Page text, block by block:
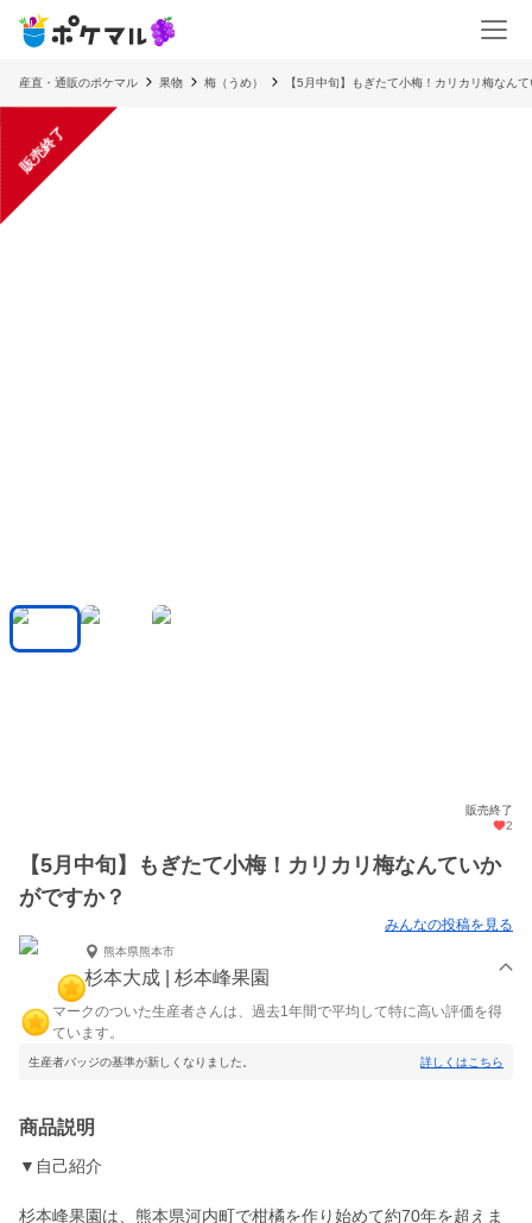
産直・通販のポケマル 果物 梅（うめ） 【5月中旬】もぎたて小梅！カリカリ梅なん
販売終了
販売終了
2
【5月中旬】もぎたて小梅！カリカリ梅なんていか
がですか？
みんなの投稿を見る
熊本県熊本市
杉本大成 | 杉本峰果園
マークのついた生産者さんは、過去1年間で平均して特に高い評価を得
ています。
生産者バッジの基準が新しくなりました。 詳しくはこちら
商品説明
▼自己紹介
杉本峰果園は、熊本県河内町で柑橘を作り始めて約70年を超えま